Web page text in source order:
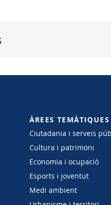
ÀREES TEMÀTIQUES
Ciutadania i serveis
Cultura i patrimoni
Economia i ocupació
Esports i joventut
Medi ambient